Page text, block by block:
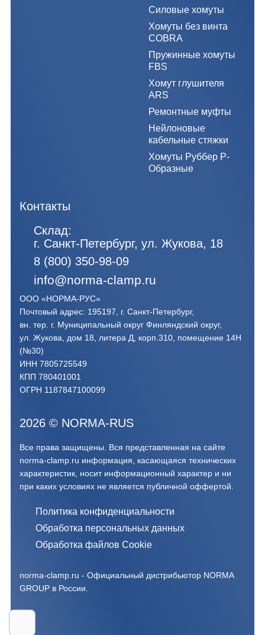
Силовые хомуты
Хомуты без винта
COBRA
Пружинные хомуты
FBS
Хомут глушителя
ARS
Ремонтные муфты
Нейлоновые
кабельные стяжки
Хомуты Руббер Р-
Образные
Контакты
Склад:
г. Санкт-Петербург, ул. Жукова, 18
8 (800) 350-98-09
info@norma-clamp.ru
ООО «НОРМА-РУС»
Почтовый адрес: 195197, г. Санкт-Петербург,
вн. тер. г. Муниципальный округ Финляндский округ,
ул. Жукова, дом 18, литера Д, корп.310, помещение 14Н
(№30)
ИНН 7805725549
КПП 780401001
ОГРН 1187847100099
2026 © NORMA-RUS
Все права защищены. Вся представленная на сайте
norma-clamp.ru информация, касающаяся технических
характеристик, носит информационный характер и ни
при каких условиях не является публичной оффертой.‍
Политика конфиденциальности
Обработка персональных данных
Обработка файлов Cookie
norma-clamp.ru - Официальный дистрибьютор NORMA
GROUP в России.